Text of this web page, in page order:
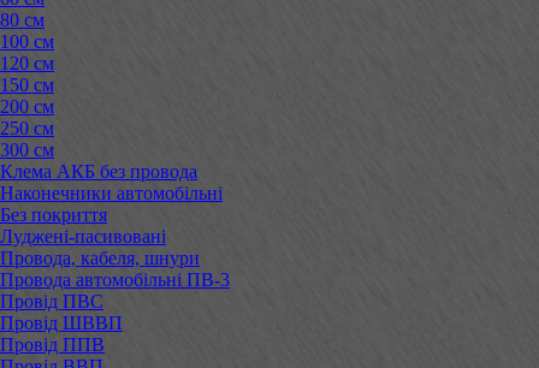
80 см
100 см
120 см
150 см
200 см
250 см
300 см
Клема АКБ без провода
Наконечники автомобільні
Без покриття
Луджені-пасивовані
Провода, кабеля, шнури
Провода автомобільні ПВ-3
Провід ПВС
Провід ШВВП
Провід ППВ